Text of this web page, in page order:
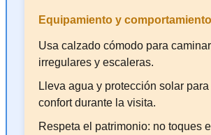
Equipamiento y comportamiento
Usa calzado cómodo para
irregulares y escaleras.
Lleva agua y protección solar
confort durante la visita.
Respeta el patrimonio: no toques